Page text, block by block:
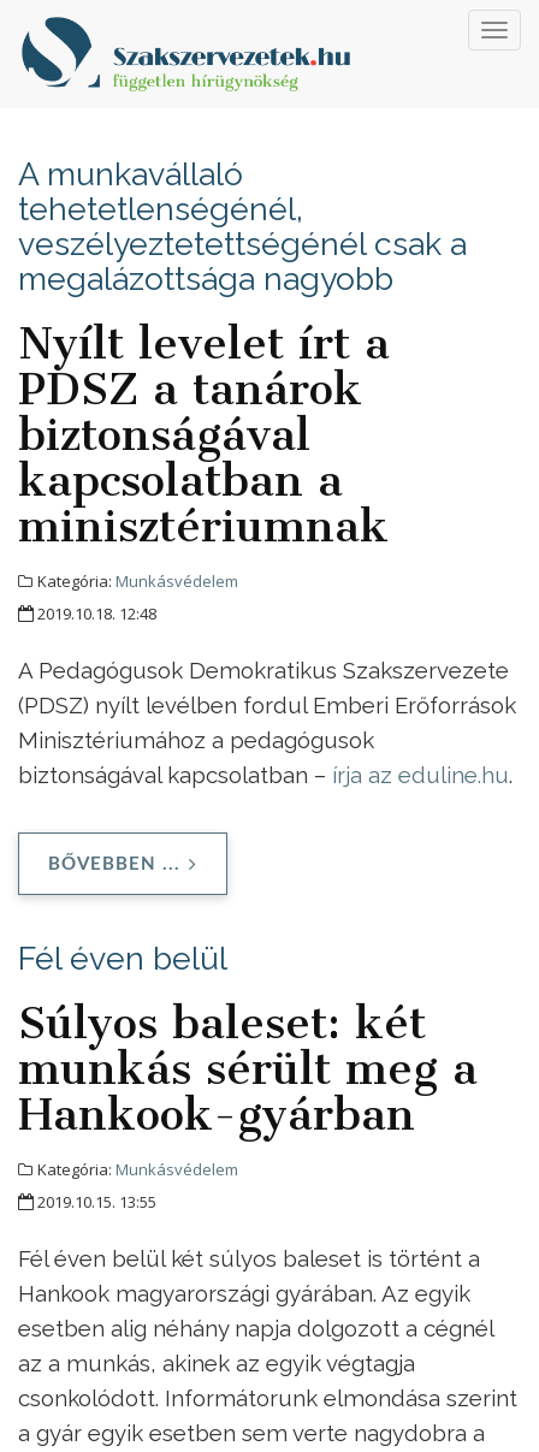
A munkavállaló
tehetetlenségénél,
veszélyeztetettségénél csak a
megalázottsága nagyobb
Nyílt levelet írt a
PDSZ a tanárok
biztonságával
kapcsolatban a
minisztériumnak
Kategória: Munkásvédelem
2019.10.18. 12:48
A Pedagógusok Demokratikus Szakszervezete
(PDSZ) nyílt levélben fordul Emberi Erőforrások
Minisztériumához a pedagógusok
biztonságával kapcsolatban – írja az eduline.hu.
BŐVEBBEN ...
Fél éven belül
Súlyos baleset: két
munkás sérült meg a
Hankook-gyárban
Kategória: Munkásvédelem
2019.10.15. 13:55
Fél éven belül két súlyos baleset is történt a
Hankook magyarországi gyárában. Az egyik
esetben alig néhány napja dolgozott a cégnél
az a munkás, akinek az egyik végtagja
csonkolódott. Informátorunk elmondása szerint
a gyár egyik esetben sem verte nagydobra a